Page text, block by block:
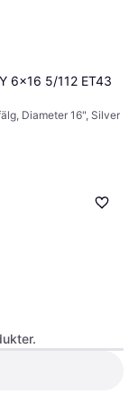
6x16 5/112 ET43
Diameter 16", Silver